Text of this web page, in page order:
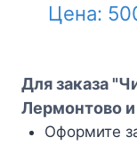
Цена:
Для заказа
Лермонтово
Оформите